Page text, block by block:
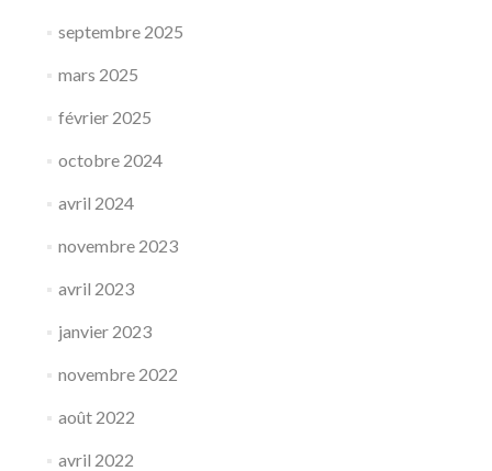
septembre 2025
mars 2025
février 2025
octobre 2024
avril 2024
novembre 2023
avril 2023
janvier 2023
novembre 2022
août 2022
avril 2022